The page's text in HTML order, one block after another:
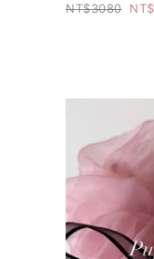
3080